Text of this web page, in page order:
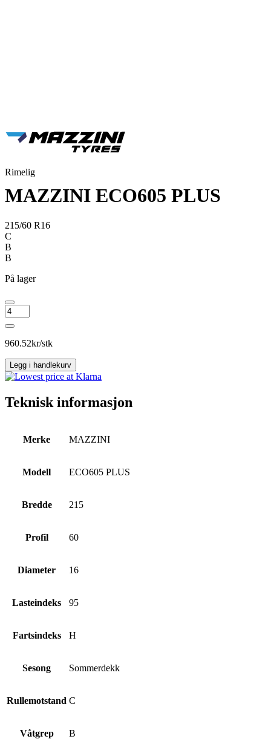
Rimelig
MAZZINI ECO605 PLUS
215/60 R16
C
B
B
På lager
MAZZINI
ECO605
PLUS
antall
960.52kr/stk
Legg i handlekurv
Teknisk informasjon
Merke MAZZINI
Modell ECO605 PLUS
Bredde 215
Profil 60
Diameter 16
Lasteindeks 95
Fartsindeks H
Sesong Sommerdekk
Rullemotstand C
Våtgrep B